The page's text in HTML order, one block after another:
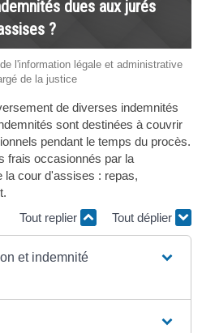
dues aux jurés
?
l'information légale et administrative
de la justice
de diverses indemnités
sont destinées à couvrir
pendant le temps du procès.
frais occasionnés par la
la cour d'assises : repas,
Tout replier
Tout déplier
et indemnité